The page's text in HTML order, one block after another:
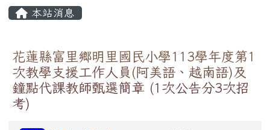
本站消息
花蓮縣富里鄉明里國民小學113學年度第1
次教學支援工作人員(阿美語、越南語)及
鐘點代課教師甄選簡章 (1次公告分3次招
考)